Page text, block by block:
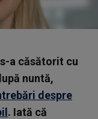
a căsătorit cu
nuntă,
despre
. Iată că